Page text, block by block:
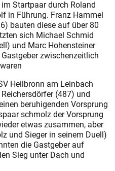
Startpaar durch Roland
in Führung. Franz Hammel
bauten diese auf über 80
sich Michael Schmid
und Marc Hohensteiner
zwischenzeitlich
Heilbronn am Leinbach
(487) und
beruhigenden Vorsprung
schmolz der Vorsprung
etwas zusammen, aber
und Sieger in seinem Duell)
die Gastgeber auf
Sieg unter Dach und